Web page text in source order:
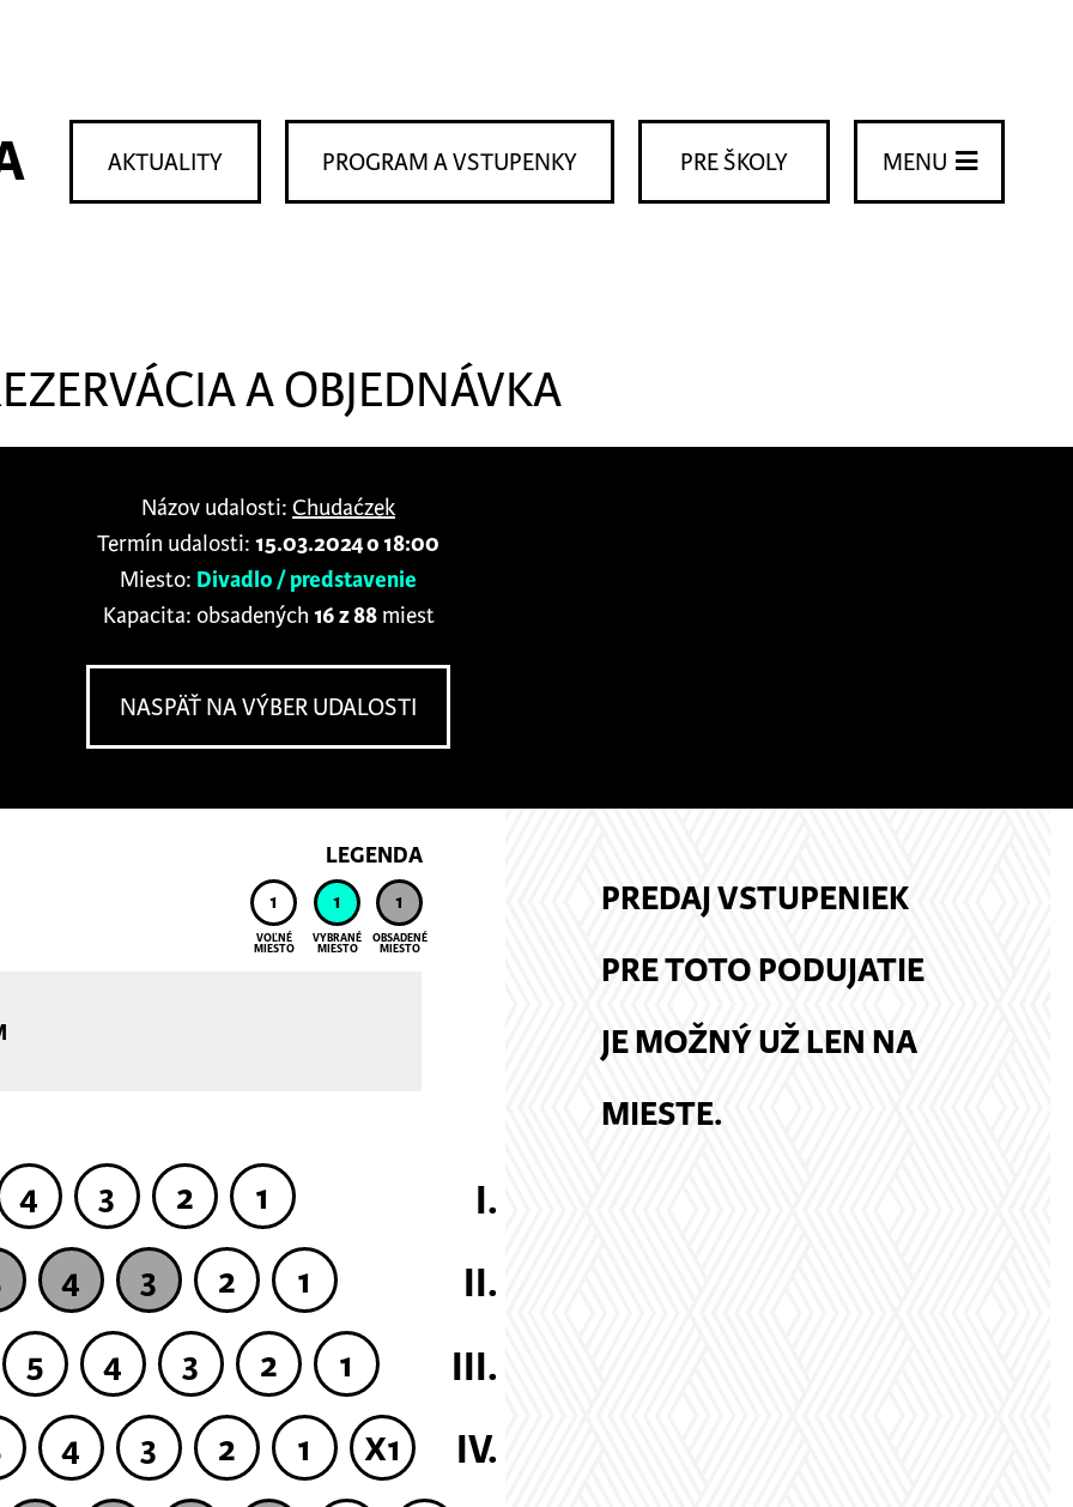
MENU
PRE ŠKOLY
PROGRAM A VSTUPENKY
AKTUALITY
A OBJEDNÁVKA
Názov udalosti: Chudaćzek
Termín udalosti: 15.03.2024 o 18:00
Miesto: Divadlo / predstavenie
Kapacita: obsadených 16 z 88miest
NASPÄŤ NA VÝBER UDALOSTI
I.
1
2
3
4
II.
1
2
3
4
III.
1
2
3
4
5
IV.
1
2
3
4
X1
LEGENDA
1
VOĽNÉ
MIESTO
1
VYBRANÉ
MIESTO
1
OBSADENÉ
MIESTO
PREDAJ VSTUPENIEK
PRE TOTO PODUJATIE
JE MOŽNÝ UŽ LEN NA
MIESTE.